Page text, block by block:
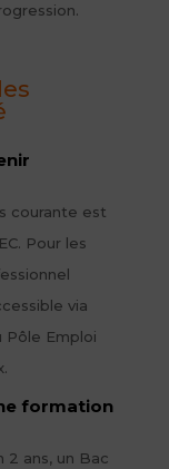
courante est
Pour les
via
Pôle Emploi
formation
2 ans, un Bac